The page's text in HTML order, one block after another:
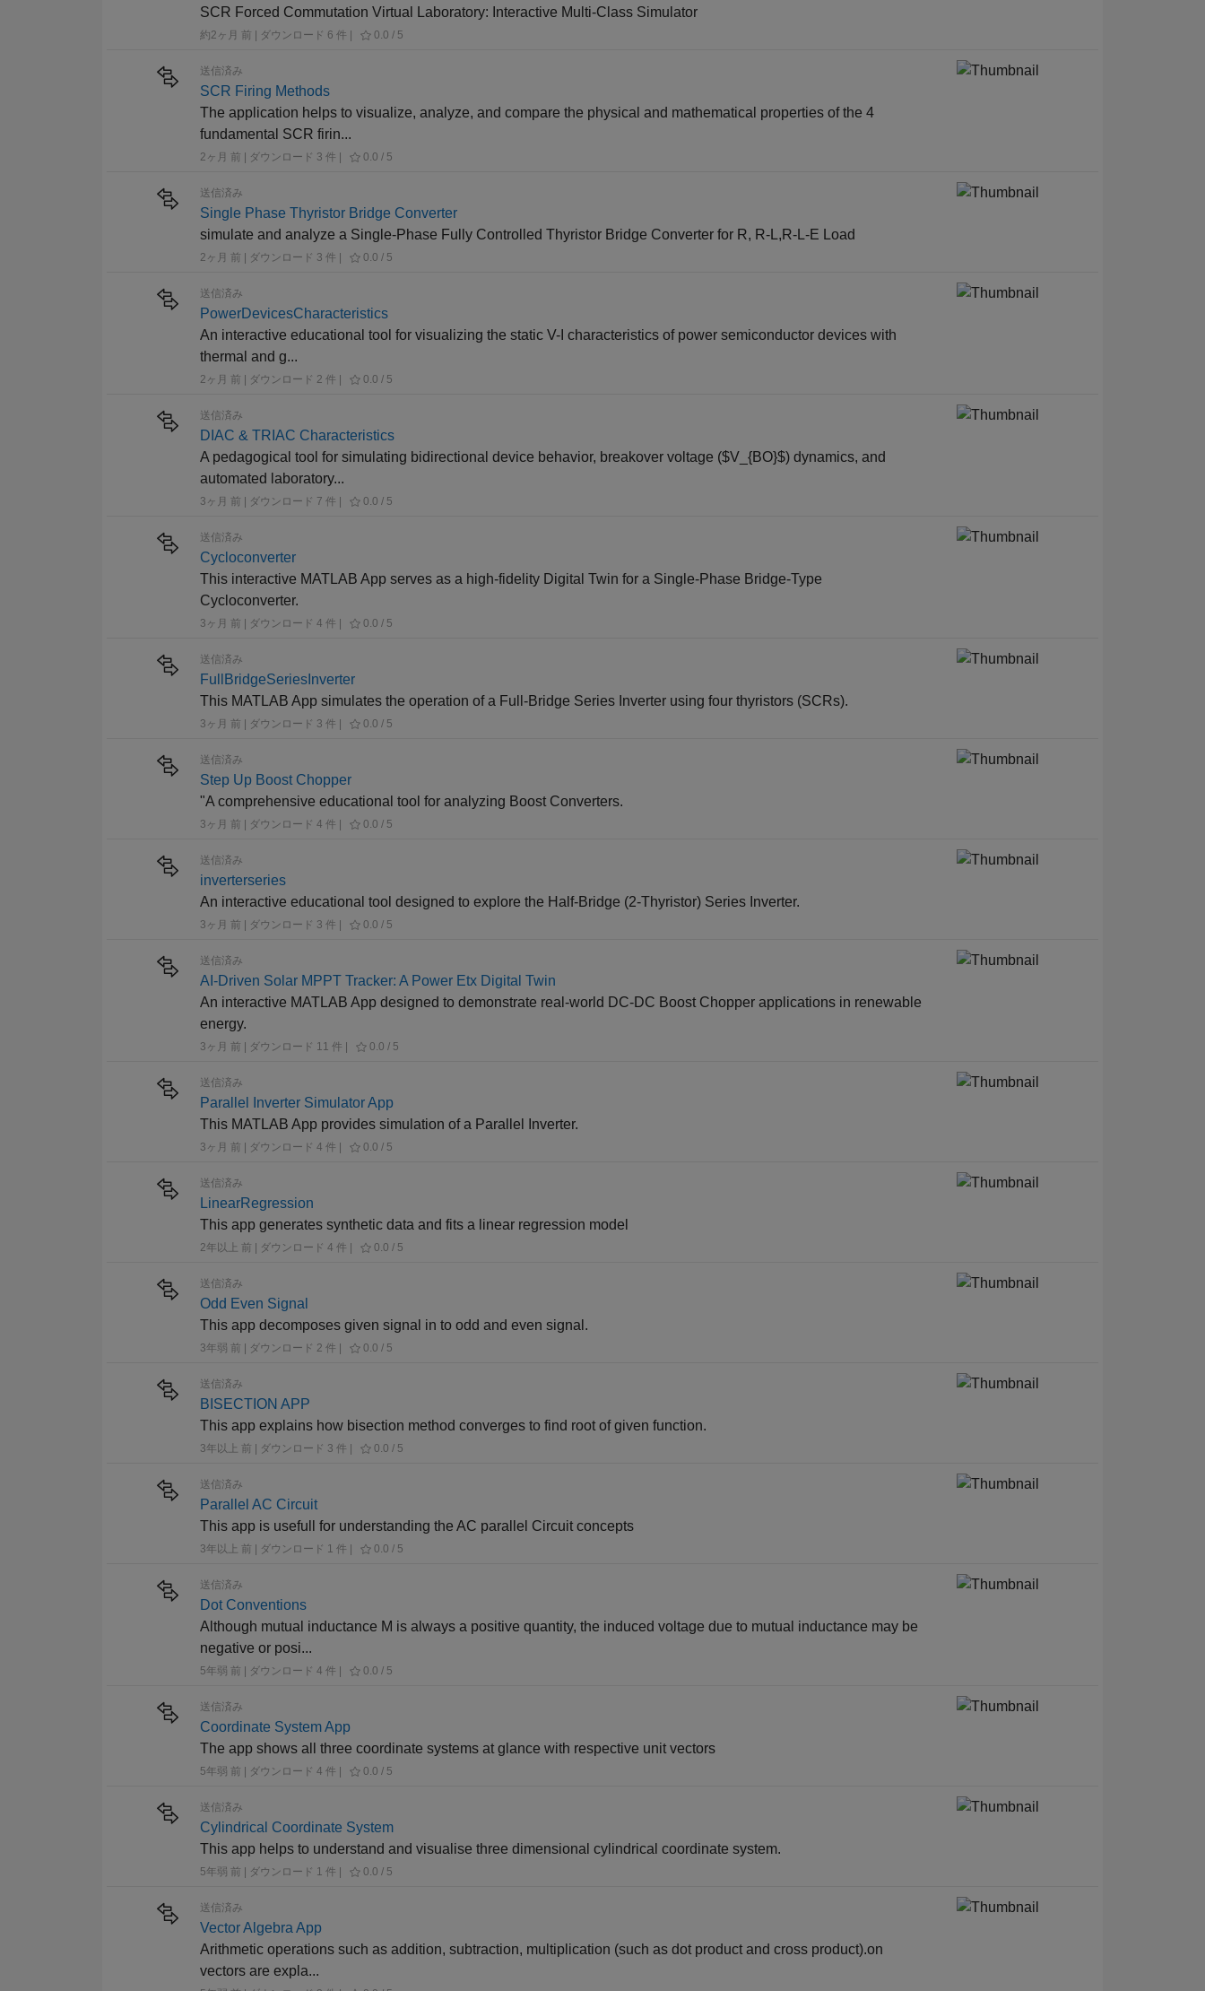
SCR Forced Commutation Virtual Laboratory: Interactive Multi-Class Simulator
約2ヶ月 前 | ダウンロード 6 件 | 0.0 / 5
送信済み
SCR Firing Methods
The application helps to visualize, analyze, and compare the physical and mathematical properties of the 4
fundamental SCR firin...
2ヶ月 前 | ダウンロード 3 件 | 0.0 / 5
送信済み
Single Phase Thyristor Bridge Converter
simulate and analyze a Single-Phase Fully Controlled Thyristor Bridge Converter for R, R-L,R-L-E Load
2ヶ月 前 | ダウンロード 3 件 | 0.0 / 5
送信済み
PowerDevicesCharacteristics
An interactive educational tool for visualizing the static V-I characteristics of power semiconductor devices with
thermal and g...
2ヶ月 前 | ダウンロード 2 件 | 0.0 / 5
送信済み
DIAC & TRIAC Characteristics
A pedagogical tool for simulating bidirectional device behavior, breakover voltage ($V_{BO}$) dynamics, and
automated laboratory...
3ヶ月 前 | ダウンロード 7 件 | 0.0 / 5
送信済み
Cycloconverter
This interactive MATLAB App serves as a high-fidelity Digital Twin for a Single-Phase Bridge-Type
Cycloconverter.
3ヶ月 前 | ダウンロード 4 件 | 0.0 / 5
送信済み
FullBridgeSeriesInverter
This MATLAB App simulates the operation of a Full-Bridge Series Inverter using four thyristors (SCRs).
3ヶ月 前 | ダウンロード 3 件 | 0.0 / 5
送信済み
Step Up Boost Chopper
"A comprehensive educational tool for analyzing Boost Converters.
3ヶ月 前 | ダウンロード 4 件 | 0.0 / 5
送信済み
inverterseries
An interactive educational tool designed to explore the Half-Bridge (2-Thyristor) Series Inverter.
3ヶ月 前 | ダウンロード 3 件 | 0.0 / 5
送信済み
AI-Driven Solar MPPT Tracker: A Power Etx Digital Twin
An interactive MATLAB App designed to demonstrate real-world DC-DC Boost Chopper applications in renewable
energy.
3ヶ月 前 | ダウンロード 11 件 | 0.0 / 5
送信済み
Parallel Inverter Simulator App
This MATLAB App provides simulation of a Parallel Inverter.
3ヶ月 前 | ダウンロード 4 件 | 0.0 / 5
送信済み
LinearRegression
This app generates synthetic data and fits a linear regression model
2年以上 前 | ダウンロード 4 件 | 0.0 / 5
送信済み
Odd Even Signal
This app decomposes given signal in to odd and even signal.
3年弱 前 | ダウンロード 2 件 | 0.0 / 5
送信済み
BISECTION APP
This app explains how bisection method converges to find root of given function.
3年以上 前 | ダウンロード 3 件 | 0.0 / 5
送信済み
Parallel AC Circuit
This app is usefull for understanding the AC parallel Circuit concepts
3年以上 前 | ダウンロード 1 件 | 0.0 / 5
送信済み
Dot Conventions
Although mutual inductance M is always a positive quantity, the induced voltage due to mutual inductance may be
negative or posi...
5年弱 前 | ダウンロード 4 件 | 0.0 / 5
送信済み
Coordinate System App
The app shows all three coordinate systems at glance with respective unit vectors
5年弱 前 | ダウンロード 4 件 | 0.0 / 5
送信済み
Cylindrical Coordinate System
This app helps to understand and visualise three dimensional cylindrical coordinate system.
5年弱 前 | ダウンロード 1 件 | 0.0 / 5
送信済み
Vector Algebra App
Arithmetic operations such as addition, subtraction, multiplication (such as dot product and cross product).on
vectors are expla...